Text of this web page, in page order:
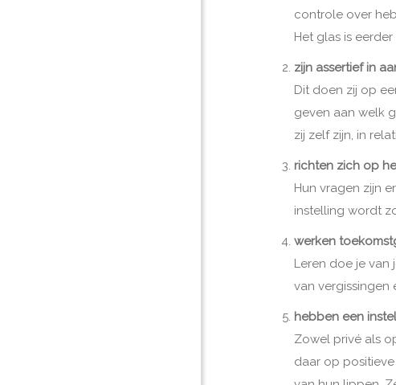
controle over
Het glas is
zijn assertief in
Dit doen zij op
geven aan welk
zij zelf zijn, in
richten zich op
Hun vragen zijn
instelling wordt
werken
Leren doe je van
van vergissingen
hebben een
Zowel privé als
daar op